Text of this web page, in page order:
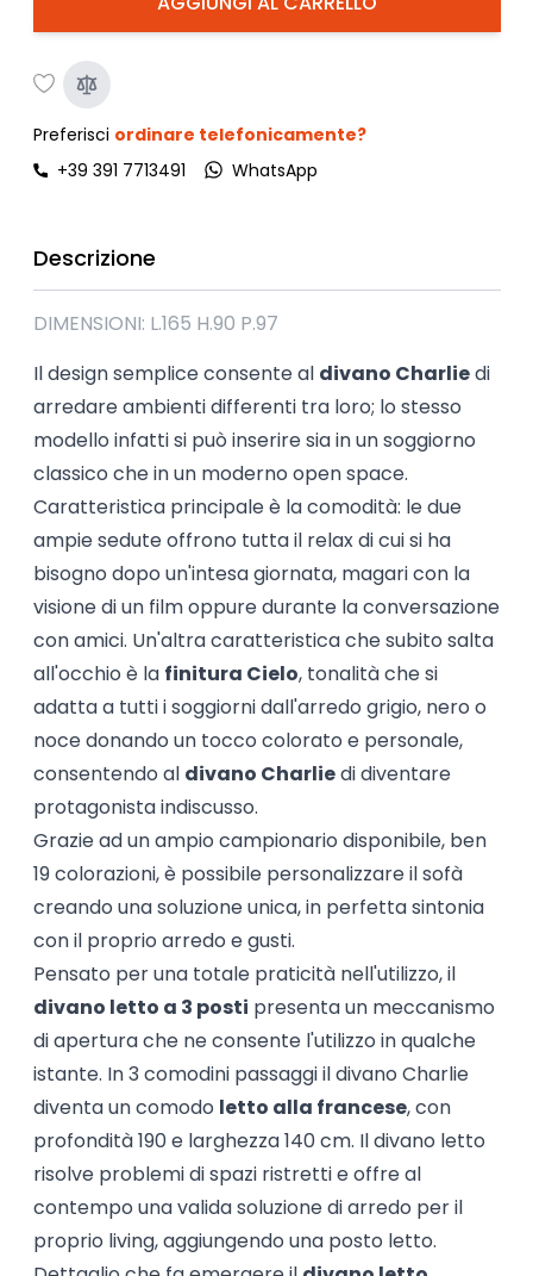
Preferisci ordinare telefonicamente?
+39 391 7713491
WhatsApp
Descrizione
DIMENSIONI: L.165 H.90 P.97
Il design semplice consente al divano Charliedi
arredare ambienti differenti tra loro; lo stesso
modello infatti si può inserire sia in un soggiorno
classico che in un moderno open space.
Caratteristica principale è la comodità: le due
ampie sedute offrono tutta il relax di cui si ha
bisogno dopo un'intesa giornata, magari con la
visione di un film oppure durante la conversazione
con amici. Un'altra caratteristica che subito salta
all'occhio è la finitura Cielo, tonalità che si
adatta a tutti i soggiorni dall'arredo grigio, nero o
noce donando un tocco colorato e personale,
consentendo al divano Charliedi diventare
protagonista indiscusso.
Grazie ad un ampio campionario disponibile, ben
19 colorazioni, è possibile personalizzare il sofà
creando una soluzione unica, in perfetta sintonia
con il proprio arredo e gusti.
Pensato per una totale praticità nell'utilizzo, il
divano letto a 3 posti presenta un meccanismo
di apertura che ne consente l'utilizzo in qualche
istante. In 3 comodini passaggi il divano Charlie
diventa un comodo letto alla francese, con
profondità 190 e larghezza 140 cm. Il divano letto
risolve problemi di spazi ristretti e offre al
contempo una valida soluzione di arredo per il
proprio living, aggiungendo una posto letto.